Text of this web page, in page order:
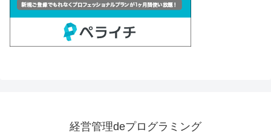
経営管理deプログラミング